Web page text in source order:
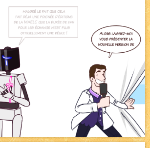
Bienvenue aux nouvell.eaux !
Avatar, le dessin d'un autre maître NEW
Beyond the cliff (suite) NEW
NEW
Le Jeu du Trône II - Après l'explosion NEW
Le Jeu du Trône - Généalogie NEW